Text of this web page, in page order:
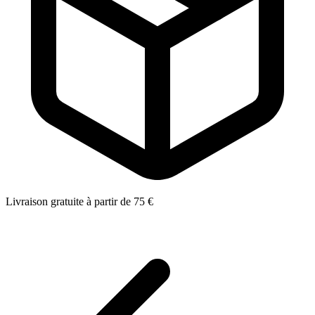
Livraison gratuite à partir de 75 €